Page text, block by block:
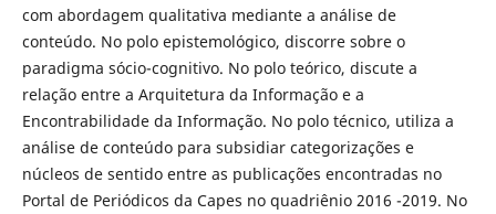
com abordagem qualitativa mediante a análise de
conteúdo. No polo epistemológico, discorre sobre o
paradigma sócio-cognitivo. No polo teórico, discute a
relação entre a Arquitetura da Informação e a
Encontrabilidade da Informação. No polo técnico, utiliza a
análise de conteúdo para subsidiar categorizações e
núcleos de sentido entre as publicações encontradas no
Portal de Periódicos da Capes no quadriênio 2016 -2019. No